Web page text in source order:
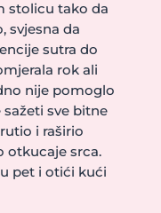
stolicu tako da
svjesna da
sutra do
rok ali
nije pomoglo
sve bitne
i raširio
otkucaje srca.
pet i otići kući